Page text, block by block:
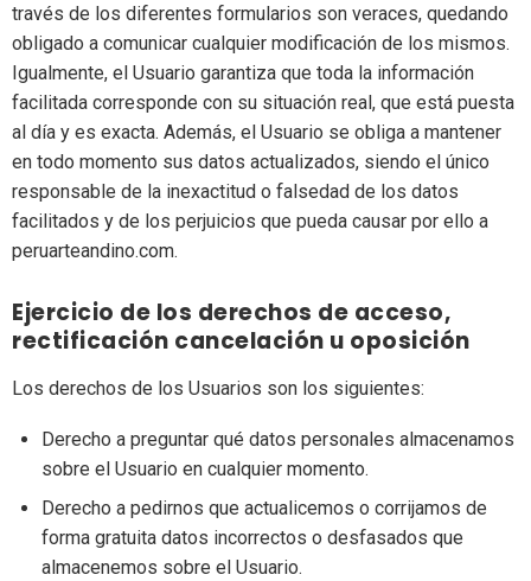
través de los diferentes formularios son veraces, quedando
obligado a comunicar cualquier modificación de los mismos.
Igualmente, el Usuario garantiza que toda la información
facilitada corresponde con su situación real, que está puesta
al día y es exacta. Además, el Usuario se obliga a mantener
en todo momento sus datos actualizados, siendo el único
responsable de la inexactitud o falsedad de los datos
facilitados y de los perjuicios que pueda causar por ello a
peruarteandino.com.
Ejercicio de los derechos de acceso,
rectificación cancelación u oposición
Los derechos de los Usuarios son los siguientes:
Derecho a preguntar qué datos personales almacenamos
sobre el Usuario en cualquier momento.
Derecho a pedirnos que actualicemos o corrijamos de
forma gratuita datos incorrectos o desfasados que
almacenemos sobre el Usuario.